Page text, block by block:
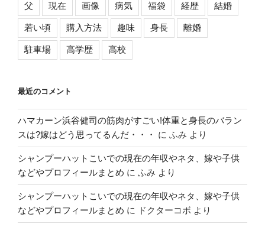
父 現在 画像 病気 福袋 経歴 結婚
若い頃 購入方法 趣味 身長 離婚
駐車場 高学歴 高校
最近のコメント
ハマカーン浜谷健司の筋肉がすごい!体重と身長のバラン
スは?嫁はどう思ってるんだ・・・
に ふみ より
シャンプーハットこいでの現在の年収やネタ、嫁や子供
などやプロフィールまとめ に ふみ より
シャンプーハットこいでの現在の年収やネタ、嫁や子供
などやプロフィールまとめ に ドクターコボ より